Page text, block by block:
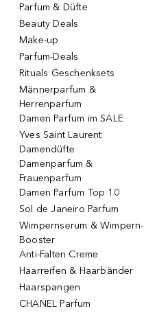
Parfum & Düfte
Beauty Deals
Make-up
Parfum-Deals
Rituals Geschenksets
Männerparfum &
Herrenparfum
Damen Parfum im SALE
Yves Saint Laurent
Damendüfte
Damenparfum &
Frauenparfum
Damen Parfum Top 10
Sol de Janeiro Parfum
Wimpernserum & Wimpern-
Booster
Anti-Falten Creme
Haarreifen & Haarbänder
Haarspangen
CHANEL Parfum